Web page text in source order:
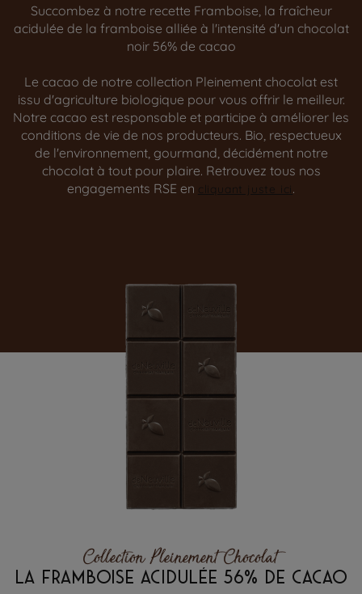
Succombez à notre recette Framboise, la fraîcheur
acidulée de la framboise alliée à l'intensité d'un chocolat
noir 56% de cacao
Le cacao de notre collection Pleinement chocolat est
issu d'agriculture biologique pour vous offrir le meilleur.
Notre cacao est responsable et participe à améliorer les
conditions de vie de nos producteurs. Bio, respectueux
de l'environnement, gourmand, décidément notre
chocolat à tout pour plaire. Retrouvez tous nos
engagements RSE en
cliquant juste ici.
Collection Pleinement Chocolat
LA FRAMBOISE ACIDULÉE 56% DE CACAO